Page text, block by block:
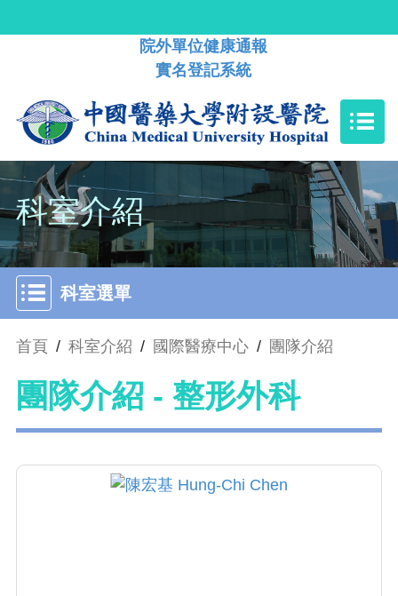
院外單位健康通報
實名登記系統
科室介紹
科室選單
首頁 / 科室介紹 / 國際醫療中心 / 團隊介紹
團隊介紹 - 整形外科